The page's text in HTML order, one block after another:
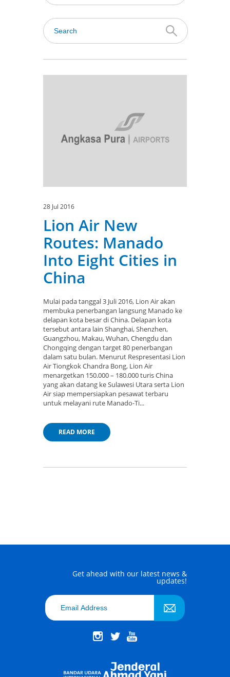
28 Jul 2016
Lion Air New
Routes: Manado
Into Eight Cities in
China
Mulai pada tanggal 3 Juli 2016, Lion Air akan
membuka penerbangan langsung Manado ke
delapan kota besar di China. Delapan kota
tersebut antara lain Shanghai, Shenzhen,
Guangzhou, Makau, Wuhan, Chengdu dan
Chongqing dengan target 80 penerbangan
dalam satu bulan. Menurut Respresentasi Lion
Air Tiongkok Chandra Bong, Lion Air
menargetkan 150.000 – 180.000 turis China
yang akan datang ke Sulawesi Utara serta Lion
Air siap mempersiapkan pesawat terbaru
untuk melayani rute Manado-Ti...
READ MORE
Get ahead with our latest news &
updates!